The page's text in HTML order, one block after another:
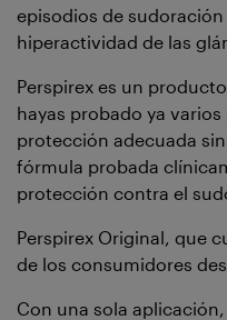
episodios de
hiperactividad de las
Perspirex es un
hayas probado ya
protección adecuada
fórmula probada
protección contra el
Perspirex Original, que
de los consumidores
Con una sola